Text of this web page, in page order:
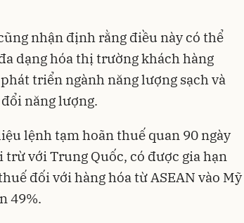
nhận định rằng điều này có thể
dạng hóa thị trường khách hàng
triển ngành năng lượng sạch và
năng lượng.
lệnh tạm hoãn thuế quan 90 ngày
với Trung Quốc, có được gia hạn
đối với hàng hóa từ ASEAN vào Mỹ
49%.